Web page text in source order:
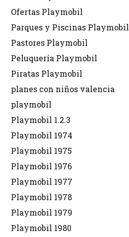
Ofertas Playmobil
Parques y Piscinas Playmobil
Pastores Playmobil
Peluquería Playmobil
Piratas Playmobil
planes con niños valencia
playmobil
Playmobil 1.2.3
Playmobil 1974
Playmobil 1975
Playmobil 1976
Playmobil 1977
Playmobil 1978
Playmobil 1979
Playmobil 1980